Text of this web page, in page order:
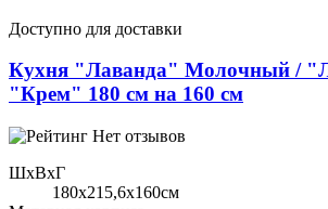
Доступно для доставки
Кухня "Лаванда" Молочный /
"Крем" 180 см на 160 см
Нет отзывов
ШхВхГ
180x215,6х160см